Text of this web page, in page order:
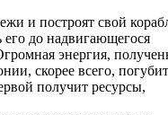
и построят свой
до надвигающегося
энергия,
скорее всего, погубит
получит ресурсы,